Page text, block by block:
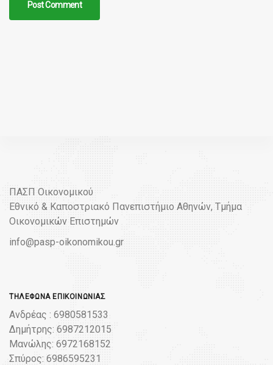
ΠΑΣΠ Οικονομικού
Εθνικό & Καποστριακό Πανεπιστήμιο Αθηνών, Τμήμα
Οικονομικών Επιστημών
info@pasp-oikonomikou.gr
ΤΗΛΈΦΩΝΑ ΕΠΙΚΟΙΝΩΝΊΑΣ
Ανδρέας : 6980581533
Δημήτρης: 6987212015
Μανώλης: 6972168152
Σπύρος: 6986595231